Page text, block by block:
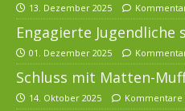
13. Dezember 2025
Engagierte
01. Dezember 2025
Schluss mit Matten-
14. Oktober 2025